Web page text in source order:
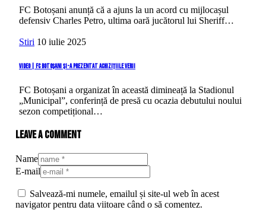
FC Botoșani anunță că a ajuns la un acord cu mijlocașul
defensiv Charles Petro, ultima oară jucătorul lui Sheriff…
Stiri 10 iulie 2025
VIDEO | FC Botoșani și-a prezentat achizițiile verii
FC Botoșani a organizat în această dimineață la Stadionul
„Municipal”, conferință de presă cu ocazia debutului noului
sezon competițional…
Leave a comment
Name
E-mail
Salvează-mi numele, emailul și site-ul web în acest
navigator pentru data viitoare când o să comentez.